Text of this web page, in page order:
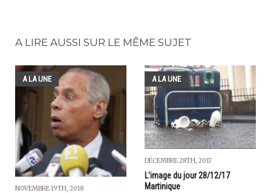
A LIRE AUSSI SUR LE MÊME SUJET
A LA UNE
NOVEMBRE 19TH, 2018
A LA UNE
DÉCEMBRE 28TH, 2017
L'image du jour 28/12/17
Martinique